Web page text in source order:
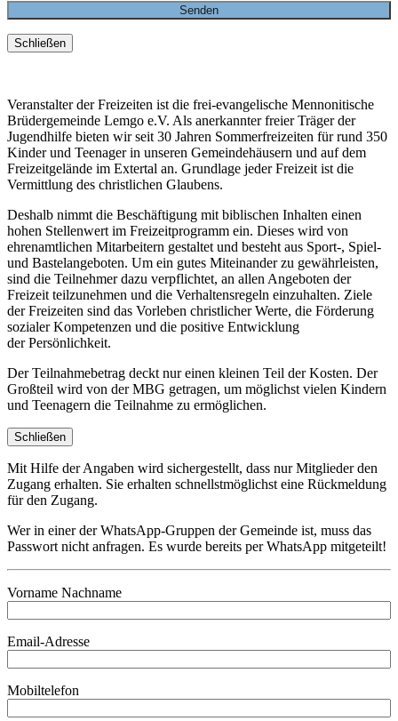
Schließen
Veranstalter der Freizeiten ist die frei-evangelische Mennonitische
Brüdergemeinde Lemgo e.V. Als anerkannter freier Träger der
Jugendhilfe bieten wir seit 30 Jahren Sommerfreizeiten für rund 350
Kinder und Teenager in unseren Gemeindehäusern und auf dem
Freizeitgelände im Extertal an. Grundlage jeder Freizeit ist die
Vermittlung des christlichen Glaubens.
Deshalb nimmt die Beschäftigung mit biblischen Inhalten einen
hohen Stellenwert im Freizeitprogramm ein. Dieses wird von
ehrenamtlichen Mitarbeitern gestaltet und besteht aus Sport-, Spiel-
und Bastelangeboten. Um ein gutes Miteinander zu gewährleisten,
sind die Teilnehmer dazu verpflichtet, an allen Angeboten der
Freizeit teilzunehmen und die Verhaltensregeln einzuhalten. Ziele
der Freizeiten sind das Vorleben christlicher Werte, die Förderung
sozialer Kompetenzen und die positive Entwicklung
der Persönlichkeit.
Der Teilnahmebetrag deckt nur einen kleinen Teil der Kosten. Der
Großteil wird von der MBG getragen, um möglichst vielen Kindern
und Teenagern die Teilnahme zu ermöglichen.
Schließen
Mit Hilfe der Angaben wird sichergestellt, dass nur Mitglieder den
Zugang erhalten. Sie erhalten schnellstmöglichst eine Rückmeldung
für den Zugang.
Wer in einer der WhatsApp-Gruppen der Gemeinde ist, muss das
Passwort nicht anfragen. Es wurde bereits per WhatsApp mitgeteilt!
Vorname Nachname
Email-Adresse
Mobiltelefon